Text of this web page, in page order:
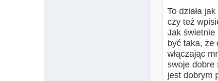
To działa
czy też
Jak świetnie
być taka, że
włączając
swoje dobre
jest dobrym